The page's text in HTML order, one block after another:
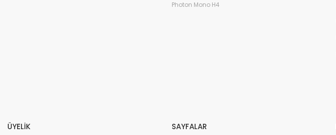
Photon Mono H4
ÜYELİK SAYFALAR